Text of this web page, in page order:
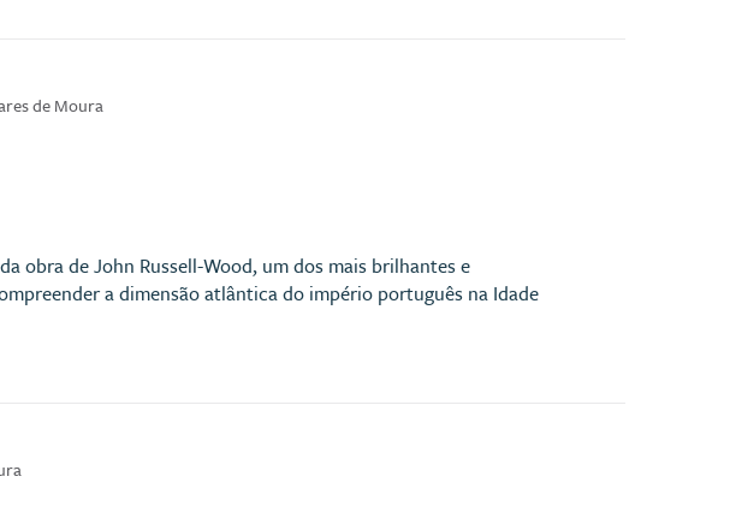
de Moura
obra de John Russell-Wood, um dos mais brilhantes e
a dimensão atlântica do império português na Idade